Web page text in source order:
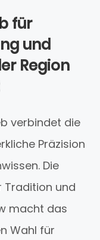
für
und
Region
verbindet die
Präzision
Die
Tradition und
macht das
Wahl für